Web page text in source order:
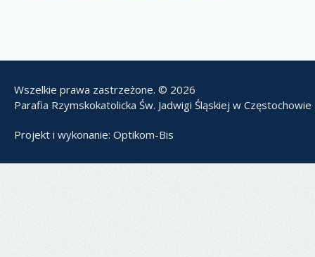
Wszelkie prawa zastrzeżone. © 2026
Parafia Rzymskokatolicka Św. Jadwigi Śląskiej w Częstochowie
Projekt i wykonanie: Optikom-Bis